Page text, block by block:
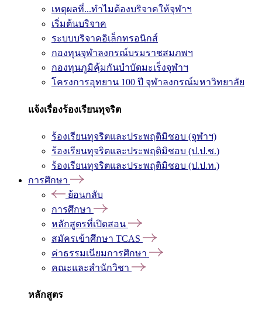
เหตุผลที่...ทำไมต้องบริจาคให้จุฬาฯ
เริ่มต้นบริจาค
ระบบบริจาคอิเล็กทรอนิกส์
กองทุนจุฬาลงกรณ์บรมราชสมภพฯ
กองทุนภูมิคุ้มกันบำบัดมะเร็งจุฬาฯ
โครงการอุทยาน 100 ปี จุฬาลงกรณ์มหาวิทยาลัย
แจ้งเรื่องร้องเรียนทุจริต
ร้องเรียนทุจริตและประพฤติมิชอบ (จุฬาฯ)
ร้องเรียนทุจริตและประพฤติมิชอบ (ป.ป.ช.)
ร้องเรียนทุจริตและประพฤติมิชอบ (ป.ป.ท.)
การศึกษา
ย้อนกลับ
การศึกษา
หลักสูตรที่เปิดสอน
สมัครเข้าศึกษา TCAS
ค่าธรรมเนียมการศึกษา
คณะและสำนักวิชา
หลักสูตร